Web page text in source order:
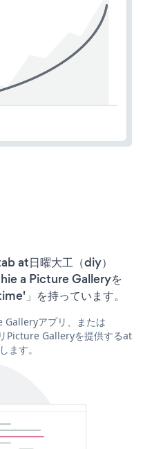
at日曜大工（diy）
a Picture Galleryを
」を持っています。
Galleryアプリ、または
Galleryを提供するat
す。